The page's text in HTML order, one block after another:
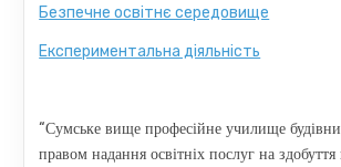
Безпечне освітнє середовище
Експериментальна діяльність
“Сумське вище професійне училище
правом надання освітніх послуг на